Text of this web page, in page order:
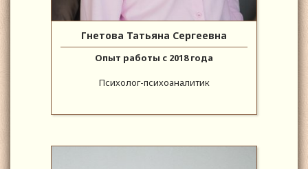
Гнетова Татьяна Сергеевна
Опыт работы с 2018 года
Психолог-психоаналитик